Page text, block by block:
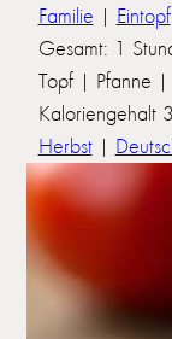
Familie | Eintopf
Gesamt: 1
Topf | Pfanne
Herbst|